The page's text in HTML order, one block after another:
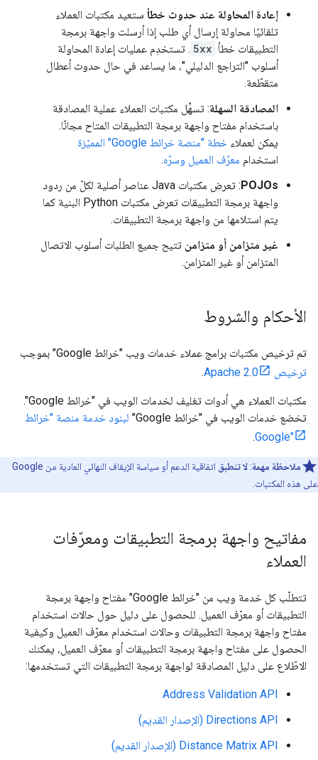
إعادة المحاولة عند حدوث خطأ ستعيد مكتبات العملاء
تلقائيًا محاولة إرسال أي طلب إذا أرسلت واجهة برمجة
التطبيقات خطأ 5xx . تستخدِم عمليات إعادة المحاولة
أسلوب "التراجع الدليلي"، ما يساعد في حال حدوث أعطال
متقطّعة.
المصادقة السهلة: تسهِّل مكتبات العملاء عملية المصادقة
باستخدام مفتاح واجهة برمجة التطبيقات المتاح مجانًا.
يمكن لعملاء خطة "منصة خرائط Google" المميّزة
استخدام معرّف العميل وسرّه.
POJOs
: تعرض مكتبات Java عناصر أصلية لكلّ من ردود
واجهة برمجة التطبيقات تعرض مكتبات Python البنية كما
يتم استلامها من واجهة برمجة التطبيقات.
غير متزامن أو متزامن تتيح جميع الطلبات أسلوب الاتصال
المتزامن أو غير المتزامن.
الأحكام والشروط
تم ترخيص مكتبات برامج عملاء خدمات ويب "خرائط Google" بموجب
ترخيص Apache 2.0
.
مكتبات العملاء هي أدوات تغليف لخدمات الويب في "خرائط Google".
تخضع خدمات الويب في "خرائط Google"
لبنود خدمة منصة "خرائط
Google"
.
ملاحظة مهمة: لا تنطبق
اتفاقية الدعم أو سياسة الإيقاف النهائي العادية من Google
على هذه المكتبات.
مفاتيح واجهة برمجة التطبيقات ومعرّفات
العملاء
تتطلّب كل خدمة ويب من "خرائط Google" مفتاح واجهة برمجة
التطبيقات أو معرّف العميل. للحصول على دليل حول حالات استخدام
مفتاح واجهة برمجة التطبيقات وحالات استخدام معرّف العميل وكيفية
الحصول على مفتاح واجهة برمجة التطبيقات أو معرّف العميل، يمكنك
الاطّلاع على دليل المصادقة لواجهة برمجة التطبيقات التي تستخدمها:
Address Validation API
Directions API (الإصدار القديم)
Distance Matrix API (الإصدار القديم)